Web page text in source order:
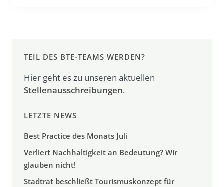
TEIL DES BTE-TEAMS WERDEN?
Hier geht es zu unseren aktuellen
Stellenausschreibungen.
LETZTE NEWS
Best Practice des Monats Juli
Verliert Nachhaltigkeit an Bedeutung? Wir
glauben nicht!
Stadtrat beschließt Tourismuskonzept für